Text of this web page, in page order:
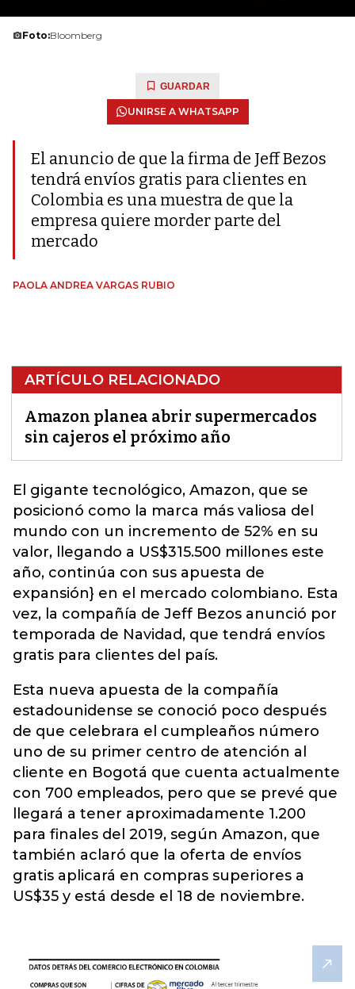
Foto:Bloomberg
GUARDAR
UNIRSE A WHATSAPP
El anuncio de que la firma de Jeff Bezos
tendrá envíos gratis para clientes en
Colombia es una muestra de que la
empresa quiere morder parte del
mercado
PAOLA ANDREA VARGAS RUBIO
ARTÍCULO RELACIONADO
Amazon planea abrir supermercados
sin cajeros el próximo año
El gigante tecnológico, Amazon, que se
posicionó como la marca más valiosa del
mundo con un incremento de 52% en su
valor, llegando a US$315.500 millones este
año, continúa con sus apuesta de
expansión} en el mercado colombiano. Esta
vez, la compañía de Jeff Bezos anunció por
temporada de Navidad, que tendrá envíos
gratis para clientes del país.
Esta nueva apuesta de la compañía
estadounidense se conoció poco después
de que celebrara el cumpleaños número
uno de su primer centro de atención al
cliente en Bogotá que cuenta actualmente
con 700 empleados, pero que se prevé que
llegará a tener aproximadamente 1.200
para finales del 2019, según Amazon, que
también aclaró que la oferta de envíos
gratis aplicará en compras superiores a
US$35 y está desde el 18 de noviembre.